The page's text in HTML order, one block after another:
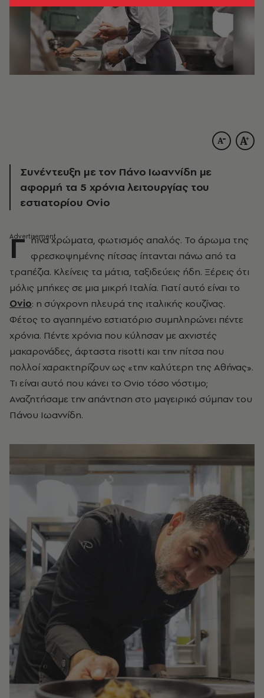
Συνέντευξη με τον Πάνο Ιωαννίδη με
αφορμή τα 5 χρόνια λειτουργίας του
εστιατορίου Ovio
Γ ήινα χρώματα, φωτισμός απαλός. Το άρωμα της
φρεσκοψημένης πίτσας ίπτανται πάνω από τα
τραπέζια. Κλείνεις τα μάτια, ταξιδεύεις ήδη. Ξέρεις ότι
μόλις μπήκες σε μια μικρή Ιταλία. Γιατί αυτό είναι το
Ovio: η σύγχρονη πλευρά της ιταλικής κουζίνας.
Φέτος το αγαπημένο εστιατόριο συμπληρώνει πέντε
χρόνια. Πέντε χρόνια που κύλησαν με αχνιστές
μακαρονάδες, άφταστα risotti και την πίτσα που
πολλοί χαρακτηρίζουν ως «την καλύτερη της Αθήνας».
Τι είναι αυτό που κάνει το Ovio τόσο νόστιμο;
Αναζητήσαμε την απάντηση στο μαγειρικό σύμπαν του
Πάνου Ιωαννίδη.